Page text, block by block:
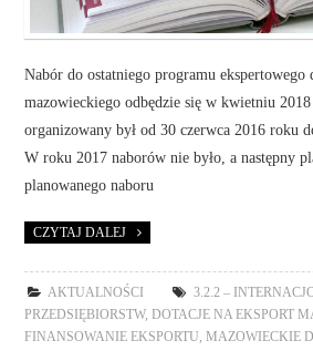
Nabór do ostatniego programu ekspertowego
mazowieckiego odbędzie się w kwietniu
organizowany był od 30 czerwca 2016 roku
W roku 2017 naborów nie było, a następny
planowanego naboru
CZYTAJ DALEJ
AKTUALNOŚCI
3.2.2 –
PRZEDSIĘBIORSTW,DOTACJE NA EKSPORT
FINANSOWANIE EKSPORTU ,MAZOWIECKIE